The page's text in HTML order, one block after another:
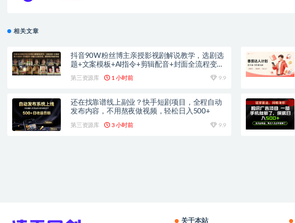
相关文章
抖音90W粉丝博主亲授影视剧解说教学，选剧选
题+文案模板+AI指令+剪辑配音+封面全流程变
第三资源库 1 小时前 9.9
还在找靠谱线上副业？快手短剧项目，全程自动
发布内容，不用熬夜做视频，轻松日入500+
第三资源库 3 小时前 9.9
关于本站